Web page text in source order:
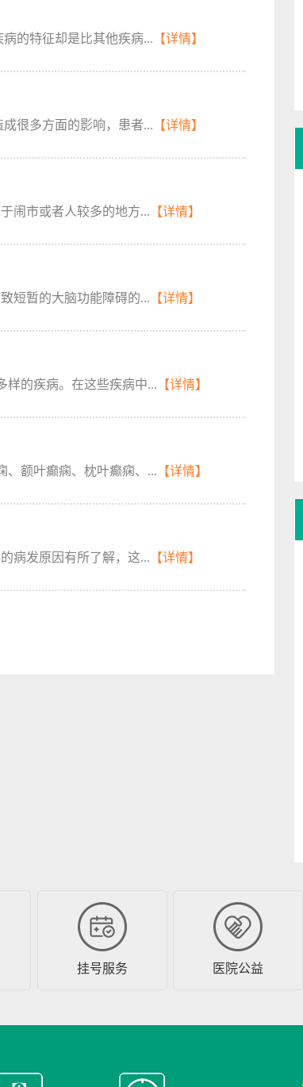
的特征却是比其他疾病... 【详情】
很多方面的影响，患者... 【详情】
闹市或者人较多的地方... 【详情】
短暂的大脑功能障碍的... 【详情】
样的疾病。在这些疾病中... 【详情】
、额叶癫痫、枕叶癫痫、... 【详情】
病发原因有所了解，这... 【详情】
挂号服务 医院公益